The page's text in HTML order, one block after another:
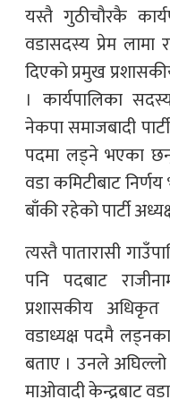
यस्तै गुठीचौरकै
वडासदस्य प्रेम लामा
दिएको प्रमुख
। कार्यपालिका
नेकपा समाजबादी
पदमा लड्ने भएका छन्
वडा कमिटीबाट
बाँकी रहेको पार्टी
त्यस्तै पातारासी
पनि पदबाट
प्रशासकीय
वडाध्यक्ष पदमै
बताए । उनले अघिल्लो
माओवादी केन्द्रबाट